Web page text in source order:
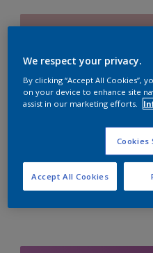
Format
1L
We respect your privacy.
By clicking “Accept All Cookies”,
on your device to enhance site
assist in our marketing efforts.
Cookies
Accept All Cookies